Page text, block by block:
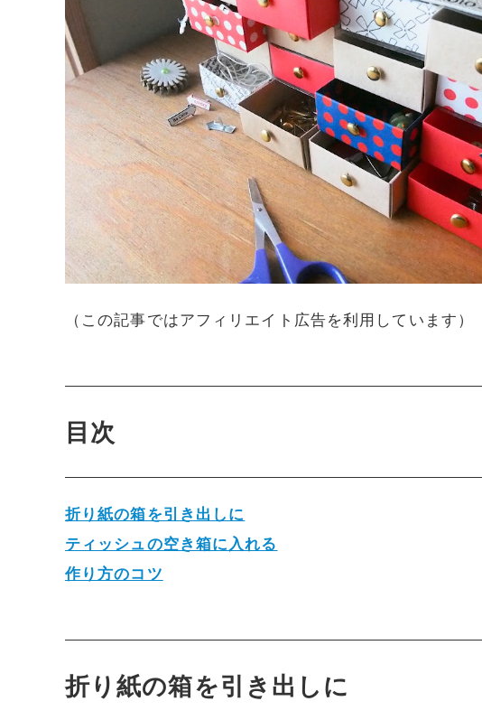
（この記事ではアフィリエイト広告を利用しています）
目次
折り紙の箱を引き出しに
ティッシュの空き箱に入れる
作り方のコツ
折り紙の箱を引き出しに